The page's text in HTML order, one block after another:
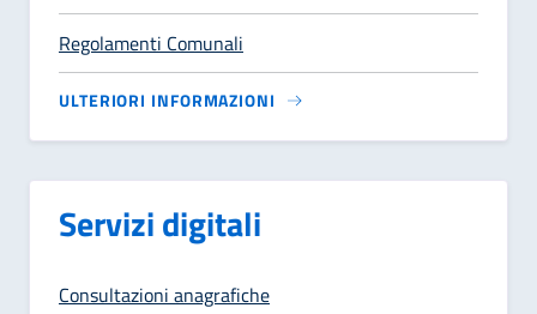
Regolamenti Comunali
ULTERIORI INFORMAZIONI
Servizi digitali
Consultazioni anagrafiche